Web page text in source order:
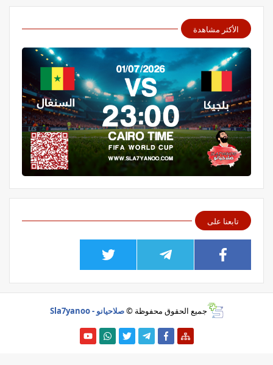
الأكثر مشاهدة
تابعنا على
جميع الحقوق محفوظة ©صلاحيانو - Sla7yanoo